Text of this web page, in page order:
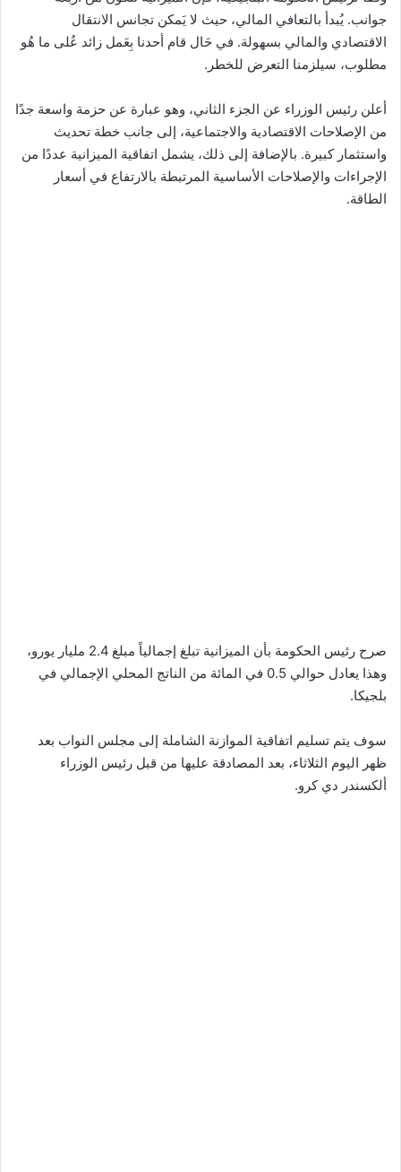
جوانب. يُبدأ بالتعافي المالي، حيث لا يَمكن تجانس الانتقال
الاقتصادي والمالي بسهولة. في حَال قام أحدنا بِعَمل زائد عُلى ما هُو
مطلوب، سيلزمنا التعرض للخطر.
أعلن رئيس الوزراء عن الجزء الثاني، وهو عبارة عن حزمة واسعة جدًا
من الإصلاحات الاقتصادية والاجتماعية، إلى جانب خطة تحديث
واستثمار كبيرة. بالإضافة إلى ذلك، يشمل اتفاقية الميزانية عددًا من
الإجراءات والإصلاحات الأساسية المرتبطة بالارتفاع في أسعار
الطاقة.
صرح رئيس الحكومة بأن الميزانية تبلغ إجمالياً مبلغ 2.4 مليار يورو،
وهذا يعادل حوالي 0.5 في المائة من الناتج المحلي الإجمالي في
بلجيكا.
سوف يتم تسليم اتفاقية الموازنة الشاملة إلى مجلس النواب بعد
ظهر اليوم الثلاثاء، بعد المصادقة عليها من قبل رئيس الوزراء
ألكسندر دي كرو.